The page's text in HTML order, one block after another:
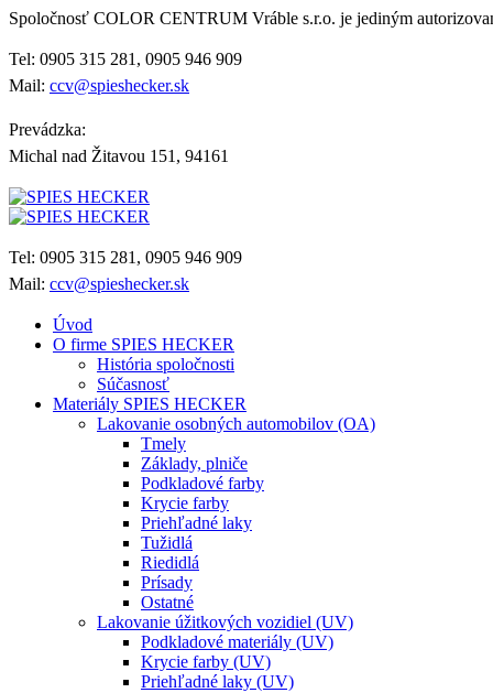
Spoločnosť COLOR CENTRUM Vráble s.r.o. je jediným
Tel: 0905 315 281, 0905 946 909
Mail: ccv@spieshecker.sk
Prevádzka:
Michal nad Žitavou 151, 94161
Tel: 0905 315 281, 0905 946 909
Mail: ccv@spieshecker.sk
Úvod
O firme SPIES HECKER
História spoločnosti
Súčasnosť
Materiály SPIES HECKER
Lakovanie osobných automobilov (OA)
Tmely
Základy, plniče
Podkladové farby
Krycie farby
Priehľadné laky
Tužidlá
Riedidlá
Prísady
Ostatné
Lakovanie úžitkových vozidiel (UV)
Podkladové materiály (UV)
Krycie farby (UV)
Priehľadné laky (UV)